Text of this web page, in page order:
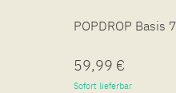
POPDROP
59,99 €
Sofort lieferbar